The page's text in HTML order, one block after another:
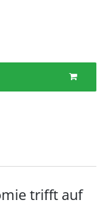
trifft auf